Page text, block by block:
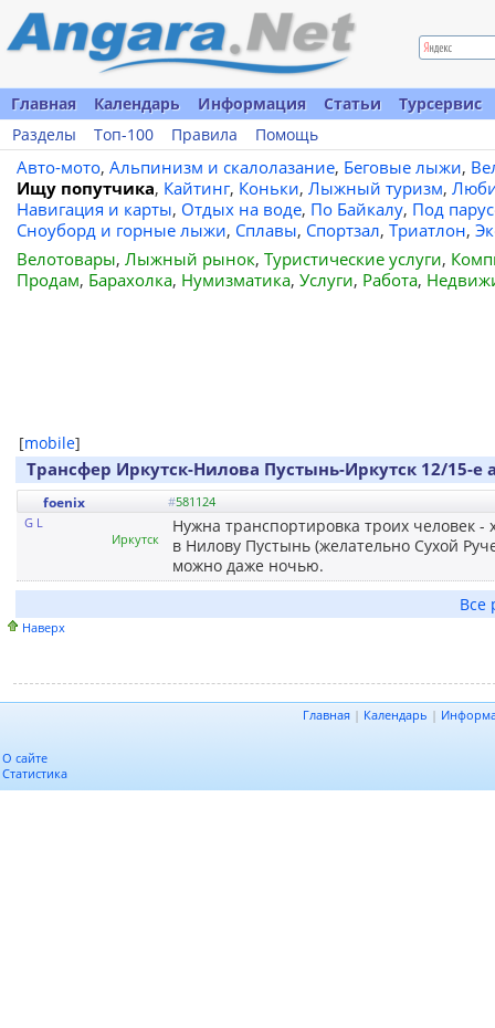
Главная Календарь Информация Статьи
Турсервис
Разделы
Топ-100 Правила Помощь
Авто-мото, Альпинизм и скалолазание, Беговые лыжи,
Ищу попутчика, Кайтинг, Коньки, Лыжный туризм,
Навигация и карты, Отдых на воде, По Байкалу, Под
Сноуборд и горные лыжи, Сплавы, Спортзал, Триатлон,
Велотовары, Лыжный рынок, Туристические услуги,
Продам, Барахолка, Нумизматика, Услуги, Работа,
[mobile]
Трансфер Иркутск-Нилова Пустынь-Иркутск 12/15-е
foenix #581124
G L
Иркутск
Нужна транспортировка троих человек -
в Нилову Пустынь (желательно Сухой
можно даже ночью.
Все
Наверх
Главная | Календарь |
О сайте
Статистика